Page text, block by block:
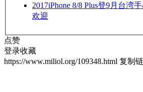
2017iPhone 8/8 Plus登9月台湾
欢迎
点赞
登录收藏
https://www.miliol.org/109348.html 复制